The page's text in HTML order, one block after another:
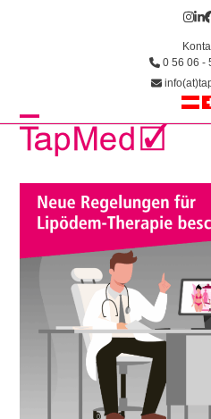
0 56 06 -
Open
menu
Close
menu